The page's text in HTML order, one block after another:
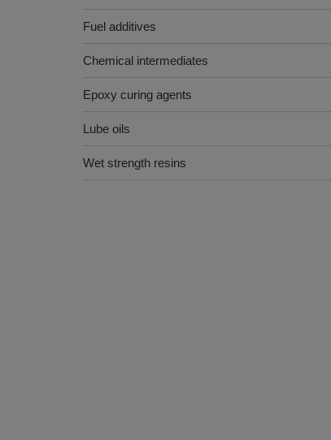
Fuel additives
Chemical intermediates
Epoxy curing agents
Lube oils
Wet strength resins